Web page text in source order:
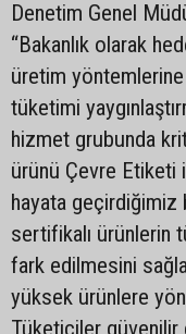
Denetim Genel
“Bakanlık olarak
üretim
tüketimi
hizmet grubunda
ürünü Çevre Etiketi
hayata
sertifikalı ürünlerin
fark edilmesini
yüksek ürünlere